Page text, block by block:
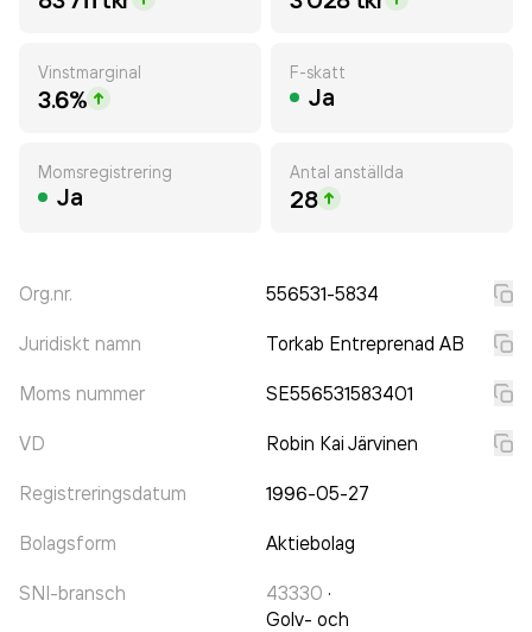
Vinstmarginal
3.6%
F-skatt
Ja
Momsregistrering
Ja
Antal anställda
28
Org.nr. 556531-5834
Juridiskt namn Torkab Entreprenad AB
Moms nummer SE556531583401
VD Robin Kai Järvinen
Registreringsdatum 1996-05-27
Bolagsform Aktiebolag
SNI-bransch 43330 ·
Golv- och